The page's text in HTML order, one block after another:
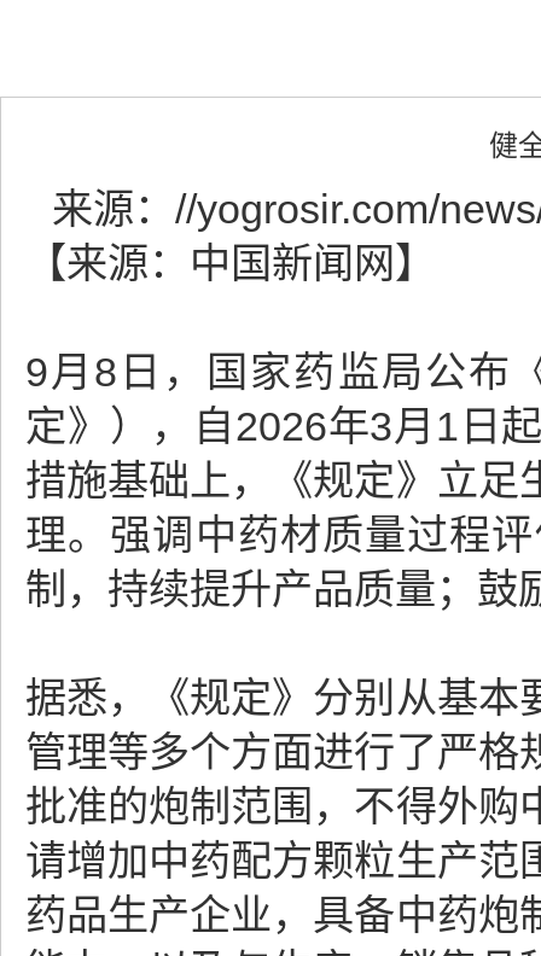
健
来源： //yogrosir.com/
【来源：中国新闻网】
9月8日，国家药监局公布
定》），自2026年3月1日
措施基础上，《规定》立足
理。强调中药材质量过程
制，持续提升产品质量；鼓
据悉，《规定》分别从基本
管理等多个方面进行了严格
批准的炮制范围，不得外购
请增加中药配方颗粒生产范
药品生产企业，具备中药炮